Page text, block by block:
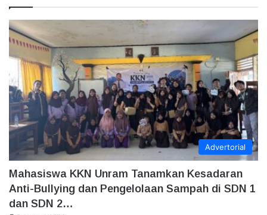
Advertorial
Mahasiswa KKN Unram Tanamkan Kesadaran
Anti-Bullying dan Pengelolaan Sampah di SDN 1
dan SDN 2…